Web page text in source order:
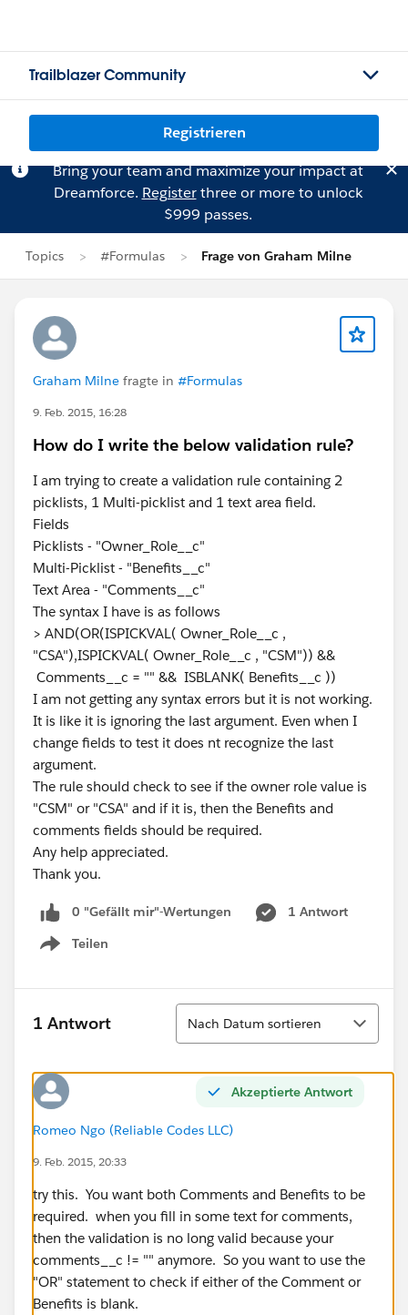
Trailblazer Community
Registrieren
Bring your team and maximize your impact at
Dreamforce. Registerthree or more to unlock
$999 passes.
Topics #Formulas Frage von Graham Milne
Graham Milne fragte in #Formulas
9. Feb. 2015, 16:28
How do I write the below validation rule?
I am trying to create a validation rule containing 2
picklists, 1 Multi-picklist and 1 text area field.
Fields
Picklists - "Owner_Role__c"
Multi-Picklist - "Benefits__c"
Text Area - "Comments__c"
The syntax I have is as follows
> AND(OR(ISPICKVAL( Owner_Role__c ,
"CSA"),ISPICKVAL( Owner_Role__c , "CSM")) &&
Comments__c = "" && ISBLANK( Benefits__c ))
I am not getting any syntax errors but it is not working.
It is like it is ignoring the last argument. Even when I
change fields to test it does nt recognize the last
argument.
The rule should check to see if the owner role value is
"CSM" or "CSA" and if it is, then the Benefits and
comments fields should be required.
Any help appreciated.
Thank you.
0 "Gefällt mir"-Wertungen
1 Antwort
Teilen
Show menu
1 Antwort
Sortieren
Nach Datum sortieren
Akzeptierte Antwort
Romeo Ngo (Reliable Codes LLC)
9. Feb. 2015, 20:33
try this. You want both Comments and Benefits to be
required. when you fill in some text for comments,
then the validation is no long valid because your
comments__c != "" anymore. So you want to use the
"OR" statement to check if either of the Comment or
Benefits is blank.